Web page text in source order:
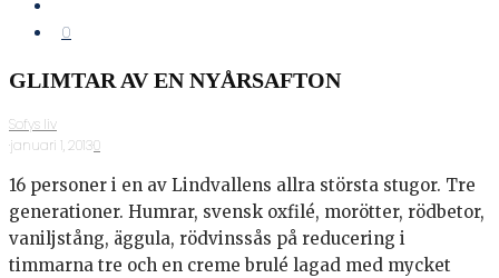
0
GLIMTAR AV EN NYÅRSAFTON
Sofys liv
·januari 1, 2013·0
16 personer i en av Lindvallens allra största stugor. Tre
generationer. Humrar, svensk oxfilé, morötter, rödbetor,
vaniljstång, äggula, rödvinssås på reducering i
timmarna tre och en creme brulé lagad med mycket